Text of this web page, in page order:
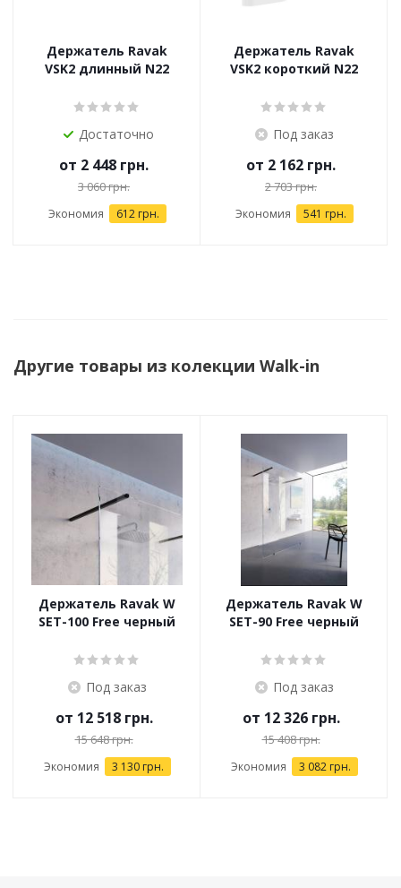
Держатель Ravak
VSK2 длинный N22
Достаточно
от 2 448 грн.
3 060 грн.
Экономия 612 грн.
Держатель Ravak
VSK2 короткий N22
Под заказ
от 2 162 грн.
2 703 грн.
Экономия 541 грн.
Другие товары из колекции Walk-in
Держатель Ravak W
SET-100 Free черный
Под заказ
от 12 518 грн.
15 648 грн.
Экономия 3 130 грн.
Держатель Ravak W
SET-90 Free черный
Под заказ
от 12 326 грн.
15 408 грн.
Экономия 3 082 грн.